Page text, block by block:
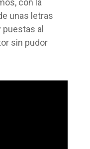
con la
unas letras
al
sin pudor